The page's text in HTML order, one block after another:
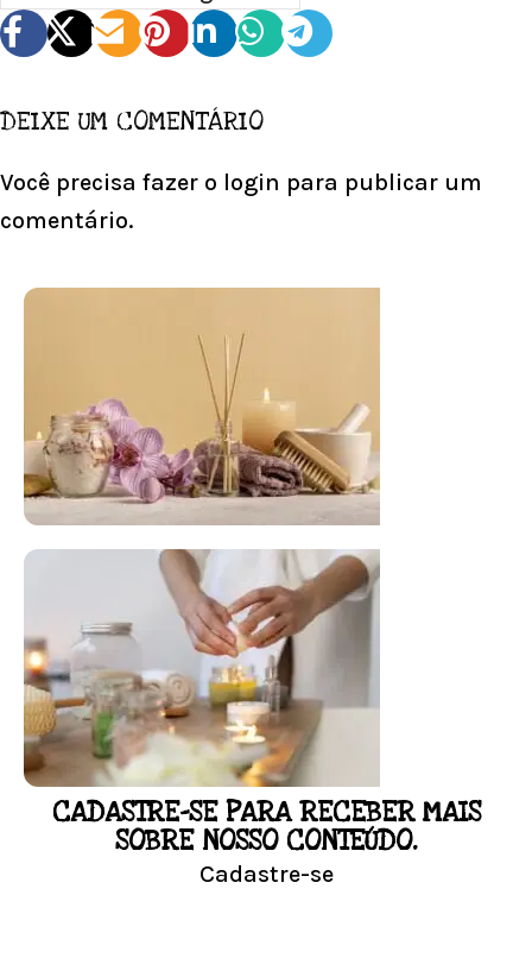
DEIXE UM COMENTÁRIO
Você precisa fazer o login para publicar um
comentário.
FLORAL DE BACH PERSONALIZADO
Responda as perguntas e receba o seu
floral em casa.
Resultado na hora!
Conheça mais e faça sua Pesquisa
LOJA
CADASTRE-SE PARA RECEBER MAIS
SOBRE NOSSO CONTEÚDO.
Cadastre-se